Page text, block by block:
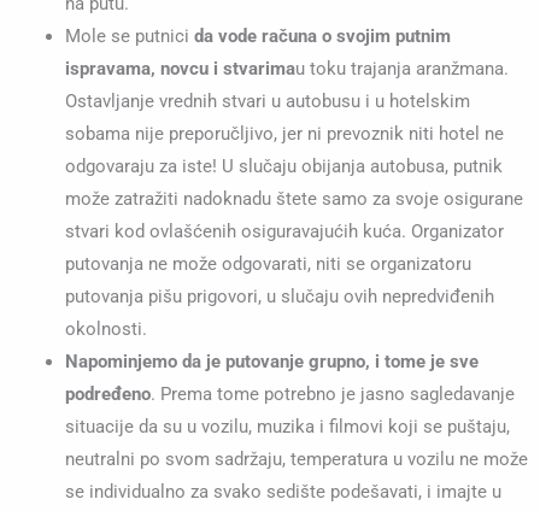
Mole se putnici da vode računa o svojim putnim
ispravama, novcu i stvarimau toku trajanja aranžmana.
Ostavljanje vrednih stvari u autobusu i u hotelskim
sobama nije preporučljivo, jer ni prevoznik niti hotel ne
odgovaraju za iste! U slučaju obijanja autobusa, putnik
može zatražiti nadoknadu štete samo za svoje osigurane
stvari kod ovlašćenih osiguravajućih kuća. Organizator
putovanja ne može odgovarati, niti se organizatoru
putovanja pišu prigovori, u slučaju ovih nepredviđenih
okolnosti.
Napominjemo da je putovanje grupno, i tome je sve
podređeno. Prema tome potrebno je jasno sagledavanje
situacije da su u vozilu, muzika i filmovi koji se puštaju,
neutralni po svom sadržaju, temperatura u vozilu ne može
se individualno za svako sedište podešavati, i imajte u